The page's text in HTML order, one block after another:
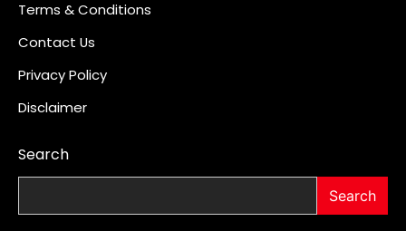
Terms & Conditions
Contact Us
Privacy Policy
Disclaimer
Search
Search